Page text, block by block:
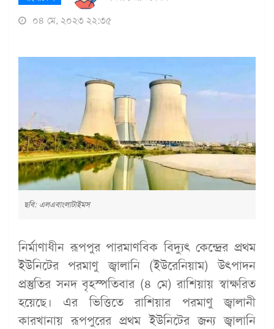
০৪ মে, ২০২৩ ২২:৩৫
ছবি: এলএবাংলাটাইমস
নির্মাণাধীন রূপপুর পারমাণবিক বিদ্যুৎ কেন্দ্রের প্রথম
ইউনিটের পরমাণু জ্বালানি (ইউরেনিয়াম) উৎপাদন
প্রস্তুতির সনদ বৃহস্পতিবার (৪ মে) রাশিয়ায় স্বাক্ষরিত
হয়েছে। এর ভিত্তিতে রাশিয়ার পরমাণু জ্বালানী
কারখানায় রূপপুরের প্রথম ইউনিটের জন্য জ্বালানি